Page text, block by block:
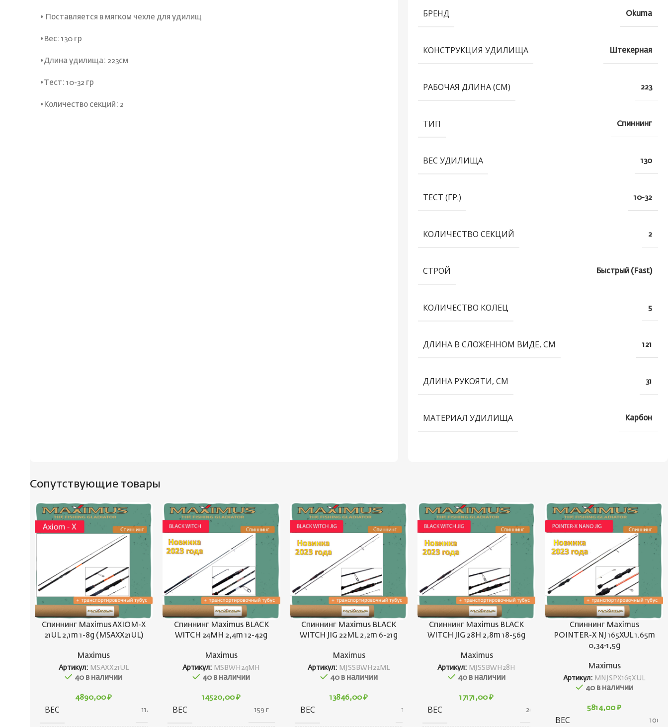
• Поставляется в мягком чехле для удилищ
•Вес: 130 гр
•Длина удилища: 223см
•Тест: 10-32 гр
•Количество секций: 2
БРЕНД Okuma
КОНСТРУКЦИЯ УДИЛИЩА Штекерная
РАБОЧАЯ ДЛИНА (СМ) 223
ТИП Спиннинг
ВЕС УДИЛИЩА 130
ТЕСТ (ГР.) 10-32
КОЛИЧЕСТВО СЕКЦИЙ 2
СТРОЙ Быстрый (Fast)
КОЛИЧЕСТВО КОЛЕЦ 5
ДЛИНА В СЛОЖЕННОМ ВИДЕ, СМ 121
ДЛИНА РУКОЯТИ, СМ 31
МАТЕРИАЛ УДИЛИЩА Карбон
Сопутствующие товары
Спиннинг Maximus AXIOM-X
21UL 2,1m 1-8g (MSAXX21UL)
Maximus
Артикул: MSAXX21UL
40 в наличии
4890,00₽
ВЕС 114 г
Спиннинг Maximus BLACK
WITCH 24MH 2,4m 12-42g
Maximus
Артикул: MSBWH24MH
40 в наличии
14520,00₽
ВЕС 159 г
Спиннинг Maximus BLACK
WITCH JIG 22ML 2,2m 6-21g
Maximus
Артикул: MJSSBWH22ML
40 в наличии
13846,00₽
ВЕС 125 г
Спиннинг Maximus BLACK
WITCH JIG 28H 2,8m 18-56g
Maximus
Артикул: MJSSBWH28H
40 в наличии
17171,00₽
ВЕС 200 г
Спиннинг Maximus
POINTER-X NJ 165XUL 1.65m
0,34-1,5g
Maximus
Артикул: MNJSPX165XUL
40 в наличии
5814,00₽
ВЕС 100 г